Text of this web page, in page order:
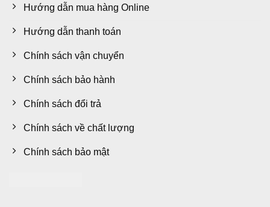
Hướng dẫn mua hàng Online
Hướng dẫn thanh toán
Chính sách vận chuyển
Chính sách bảo hành
Chính sách đổi trả
Chính sách về chất lượng
Chính sách bảo mật